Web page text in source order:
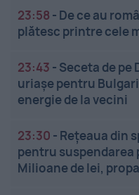
23:58 - De ce au
plătesc printre cele
23:43 - Seceta de pe
uriașe pentru
energie de la vecini
23:30 - Rețeaua din
pentru suspendarea
Milioane de lei,